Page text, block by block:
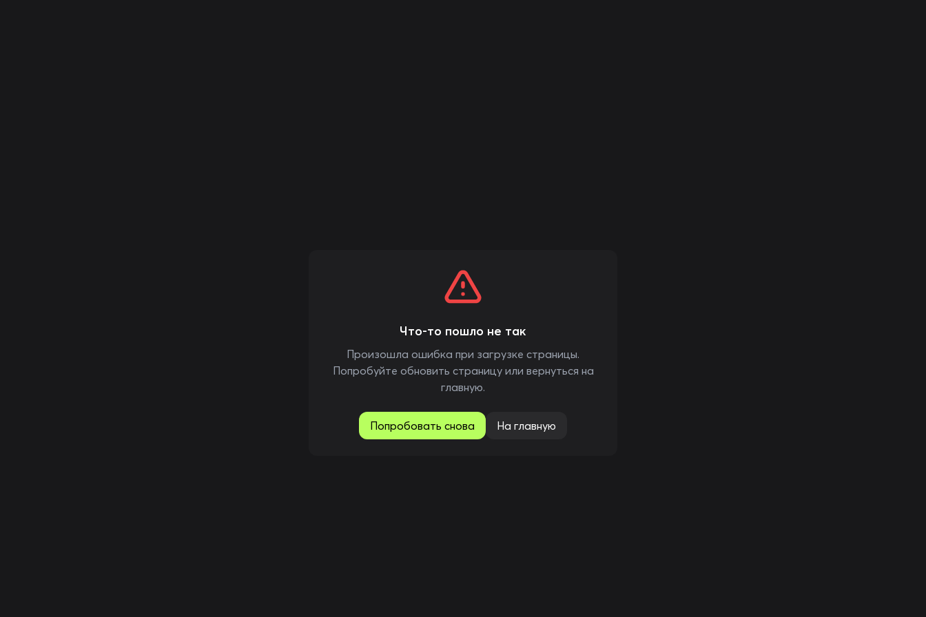
Что-то пошло не так
Произошла ошибка при загрузке страницы.
Попробуйте обновить страницу или вернуться на
главную.
Попробовать снова На главную